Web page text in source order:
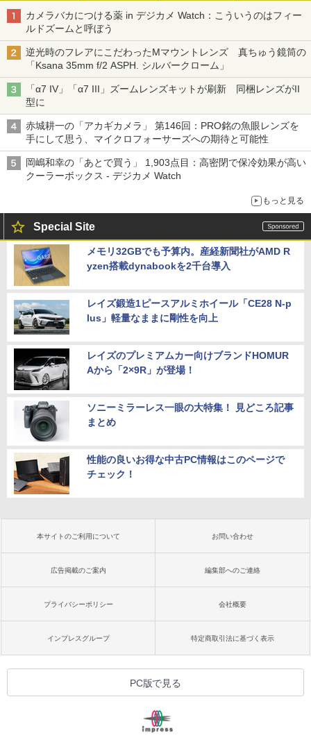
カメラバカにつける薬 in デジカメ Watch：こういうのはフィー
ルドズームと呼ぼう
逆光時のフレアにこだわったMマウントレンズ 真ちゅう鏡筒の
「Ksana 35mm f/2 ASPH. シルバークローム」
「α7 IV」「α7 III」ズームレンズキットが刷新 同梱レンズがII
型に
赤城耕一の「アカギカメラ」 第146回：PRO銘の魚眼レンズを
手にして思う、マイクロフォーサーズへの期待と可能性
岡嶋和幸の「あとで買う」 1,903点目：高密閉で保冷効果が高い
クーラーボックス - デジカメ Watch
もっと見る
Special Site
メモリ32GBでも予算内。産経新聞社がAMD R
yzen搭載dynabookを2千台導入
レイズ鍛造1ピースアルミホイール「CE28 N-p
lus」軽量なままに剛性を向上
レイズのプレミアムカー向けブランドHOMUR
Aから「2×9R」が登場！
ソニーミラーレス一眼の大特集！ 見どころ記事
まとめ
性能の良いお得な中古PC情報はこのページで
チェック！
本サイトのご利用について お問い合わせ
広告掲載のご案内 編集部へのご連絡
プライバシーポリシー 会社概要
インプレスグループ 特定商取引法に基づく表示
PC版で見る